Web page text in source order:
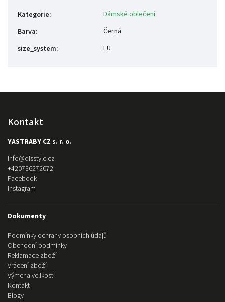
Kategorie:
Dámské oblečení
Barva:
Černá
size_system: EU
Kontakt
YASTRABY CZ s. r. o.
info@disstyle.cz
+420736272072
Facebook
Instagram
Dokumenty
Podmínky ochrany osobních údajů
Obchodní podmínky
Reklamace zboží
Vrácení zboží
Výmena velikosti
Kontakt
Blogy